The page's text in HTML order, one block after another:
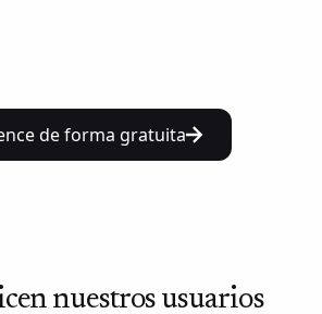
de forma gratuita
nuestros usuarios